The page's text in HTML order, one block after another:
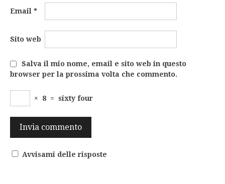
Email *
Sito web
Salva il mio nome, email e sito web in questo
browser per la prossima volta che commento.
× 8 = sixty four
Avvisami delle risposte